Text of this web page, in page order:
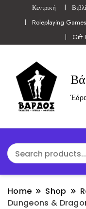
Κεντρική
Roleplaying Games
Gift
Home Shop
Dungeons &